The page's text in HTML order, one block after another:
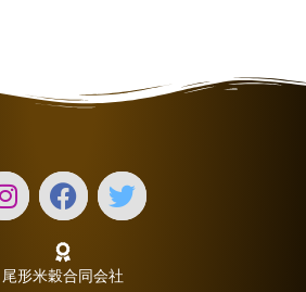
尾形米穀合同会社